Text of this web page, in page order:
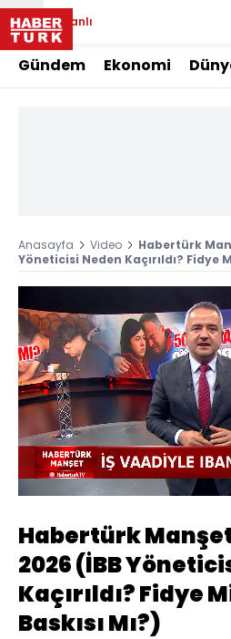
Canlı
Gündem Ekonomi
Anasayfa Video
Habertürk
Yöneticisi Neden Kaçırıldı? Fidye
Sesi
Aç
Yüklendi:
1.24%
Habertürk
2026 (İBB
Kaçırıldı? Fidye
Baskısı Mı?)